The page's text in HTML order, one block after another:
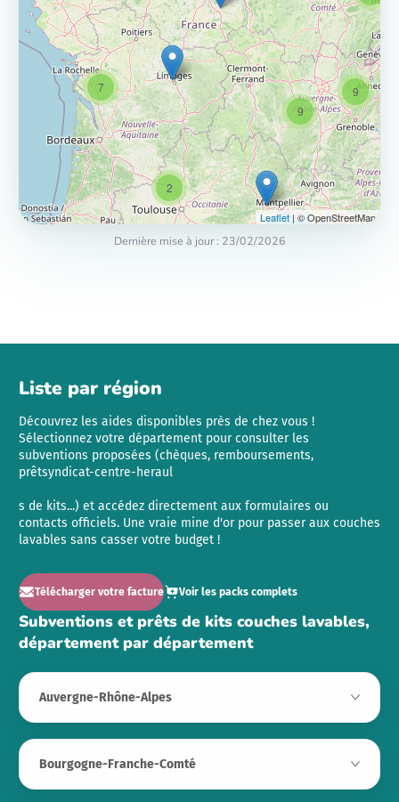
2
7
9
9
Leaflet | © OpenStreetMap
Dernière mise à jour : 23/02/2026
Liste par région
Découvrez les aides disponibles près de chez vous !
Sélectionnez votre département pour consulter les
subventions proposées (chèques, remboursements,
prêtsyndicat-centre-heraul
s de kits...) et accédez directement aux formulaires ou
contacts officiels. Une vraie mine d'or pour passer aux couches
lavables sans casser votre budget !
Télécharger votre facture Voir les packs complets
Subventions et prêts de kits couches lavables,
département par département
Auvergne-Rhône-Alpes
Bourgogne-Franche-Comté